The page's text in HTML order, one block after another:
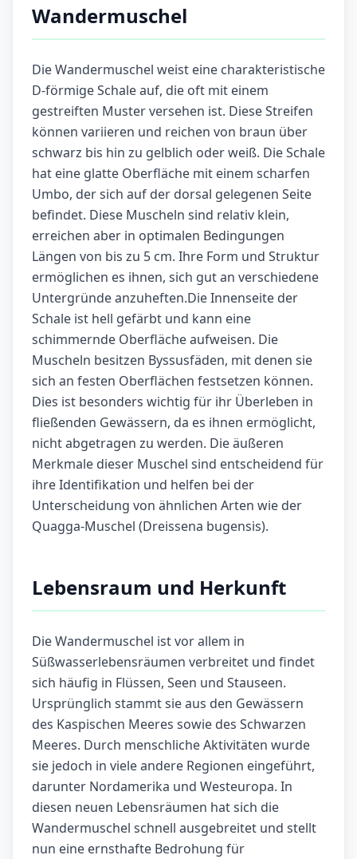
Wandermuschel
Die Wandermuschel weist eine charakteristische
D-förmige Schale auf, die oft mit einem
gestreiften Muster versehen ist. Diese Streifen
können variieren und reichen von braun über
schwarz bis hin zu gelblich oder weiß. Die Schale
hat eine glatte Oberfläche mit einem scharfen
Umbo, der sich auf der dorsal gelegenen Seite
befindet. Diese Muscheln sind relativ klein,
erreichen aber in optimalen Bedingungen
Längen von bis zu 5 cm. Ihre Form und Struktur
ermöglichen es ihnen, sich gut an verschiedene
Untergründe anzuheften.Die Innenseite der
Schale ist hell gefärbt und kann eine
schimmernde Oberfläche aufweisen. Die
Muscheln besitzen Byssusfäden, mit denen sie
sich an festen Oberflächen festsetzen können.
Dies ist besonders wichtig für ihr Überleben in
fließenden Gewässern, da es ihnen ermöglicht,
nicht abgetragen zu werden. Die äußeren
Merkmale dieser Muschel sind entscheidend für
ihre Identifikation und helfen bei der
Unterscheidung von ähnlichen Arten wie der
Quagga-Muschel (Dreissena bugensis).
Lebensraum und Herkunft
Die Wandermuschel ist vor allem in
Süßwasserlebensräumen verbreitet und findet
sich häufig in Flüssen, Seen und Stauseen.
Ursprünglich stammt sie aus den Gewässern
des Kaspischen Meeres sowie des Schwarzen
Meeres. Durch menschliche Aktivitäten wurde
sie jedoch in viele andere Regionen eingeführt,
darunter Nordamerika und Westeuropa. In
diesen neuen Lebensräumen hat sich die
Wandermuschel schnell ausgebreitet und stellt
nun eine ernsthafte Bedrohung für